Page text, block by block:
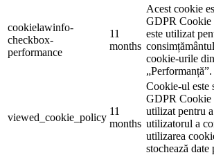
cookielawinfo-
checkbox-
performance
11
months
Acest cookie
GDPR Cookie
este utilizat
cookie-urile
„Performanță”.
viewed_cookie_policy
11
months
Cookie-ul este
GDPR Cookie
utilizat pentru
utilizatorul a
utilizarea
stochează date